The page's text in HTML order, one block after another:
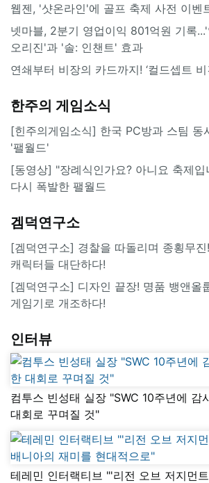
웹젠, '샷온라인'에 골프 축제 사전 이벤
넷마블, 2분기 영업이익 801억원 기록
오리진'과 '솔: 인챈트' 효과
연쇄부터 비장의 카드까지! ‘컬드셉트
한주의 게임소식
[힌주의게임소식] 한국 PC방과 스팀 동
'팰월드'
[동영상] "장례식인가요? 아니요 축제
다시 폭발한 팰월드
겜덕연구소
[겜덕연구소] 경찰을 따돌리며 종횡무
캐릭터들 대단하다!
[겜덕연구소] 디자인 끝장! 명품 뱅앤올
게임기로 개조하다!
인터뷰
컴투스 빈성태 실장 "SWC 10주년에 감
대회로 꾸며질 것"
테레민 인터랙티브 "'리전 오브 저지먼